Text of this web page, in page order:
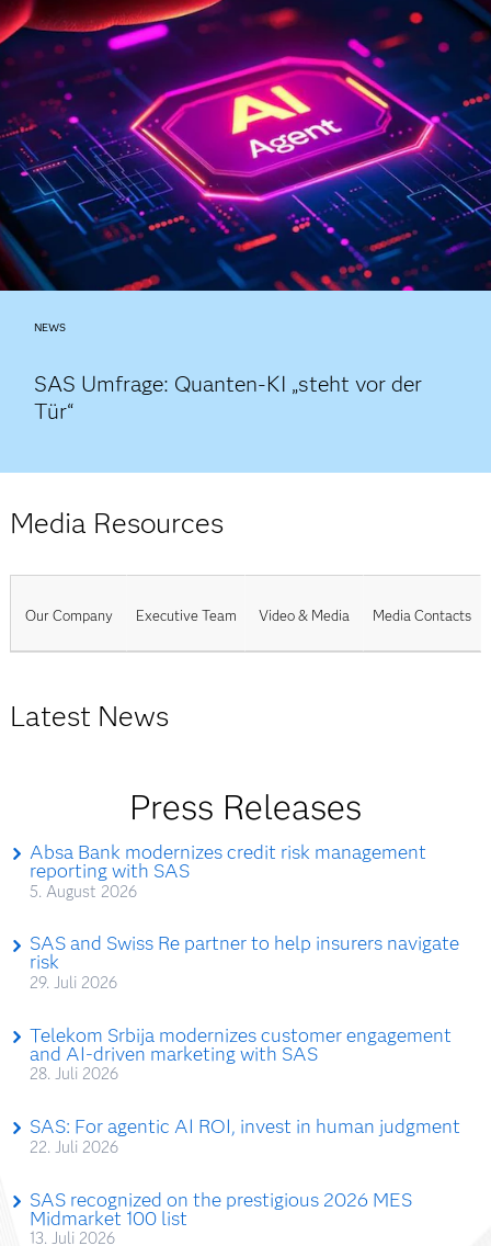
NEWS
SAS Umfrage: Quanten-KI „steht vor der
Tür“
Media Resources
Our Company Executive Team Video & Media Media Contacts
Latest News
Press Releases
Absa Bank modernizes credit risk management
reporting with SAS
5. August 2026
SAS and Swiss Re partner to help insurers navigate
risk
29. Juli 2026
Telekom Srbija modernizes customer engagement
and AI-driven marketing with SAS
28. Juli 2026
SAS: For agentic AI ROI, invest in human judgment
22. Juli 2026
SAS recognized on the prestigious 2026 MES
Midmarket 100 list
13. Juli 2026